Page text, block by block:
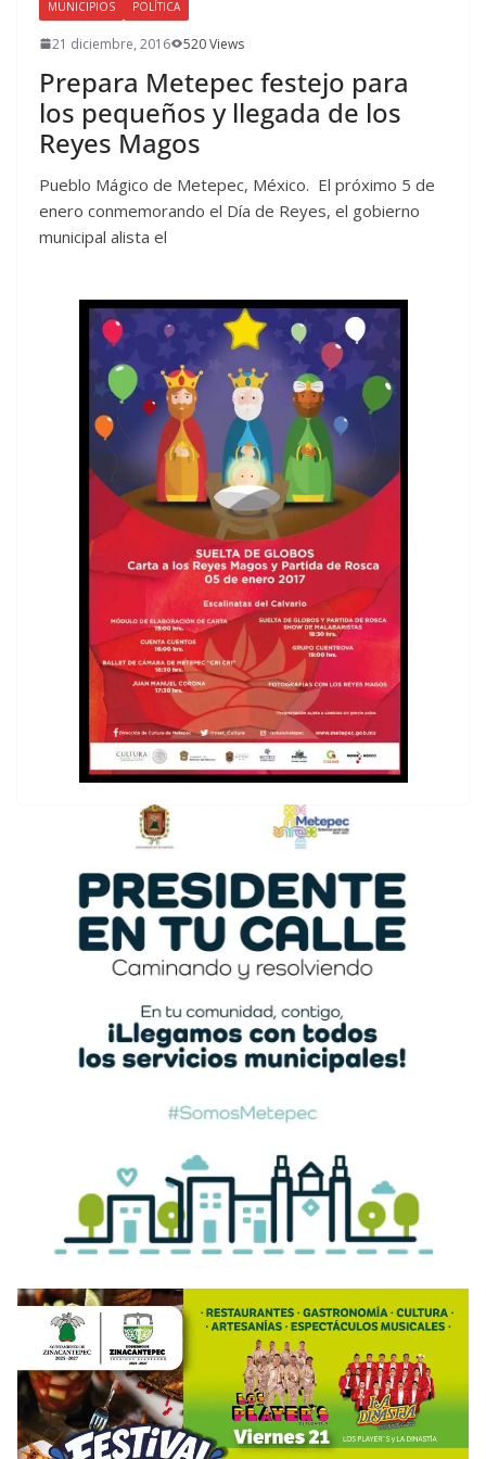
MUNICIPIOS POLÍTICA
21 diciembre, 2016 520 Views
Prepara Metepec festejo para
los pequeños y llegada de los
Reyes Magos
Pueblo Mágico de Metepec, México. El próximo 5 de
enero conmemorando el Día de Reyes, el gobierno
municipal alista el